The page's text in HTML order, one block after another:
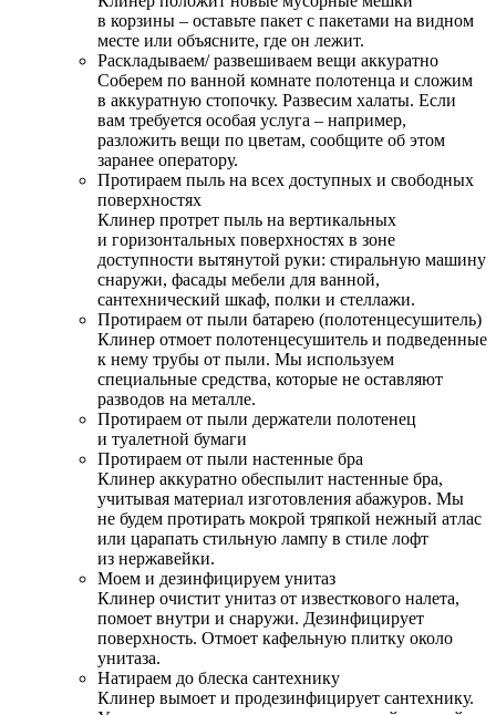
в корзины – оставьте пакет с пакетами на видном
месте или объясните, где он лежит.
Раскладываем/ развешиваем вещи аккуратно
Соберем по ванной комнате полотенца и сложим
в аккуратную стопочку. Развесим халаты. Если
вам требуется особая услуга – например,
разложить вещи по цветам, сообщите об этом
заранее оператору.
Протираем пыль на всех доступных и свободных
поверхностях
Клинер протрет пыль на вертикальных
и горизонтальных поверхностях в зоне
доступности вытянутой руки: стиральную машину
снаружи, фасады мебели для ванной,
сантехнический шкаф, полки и стеллажи.
Протираем от пыли батарею (полотенцесушитель)
Клинер отмоет полотенцесушитель и подведенные
к нему трубы от пыли. Мы используем
специальные средства, которые не оставляют
разводов на металле.
Протираем от пыли держатели полотенец
и туалетной бумаги
Протираем от пыли настенные бра
Клинер аккуратно обеспылит настенные бра,
учитывая материал изготовления абажуров. Мы
не будем протирать мокрой тряпкой нежный атлас
или царапать стильную лампу в стиле лофт
из нержавейки.
Моем и дезинфицируем унитаз
Клинер очистит унитаз от известкового налета,
помоет внутри и снаружи. Дезинфицирует
поверхность. Отмоет кафельную плитку около
унитаза.
Натираем до блеска сантехнику
Клинер вымоет и продезинфицирует сантехнику.